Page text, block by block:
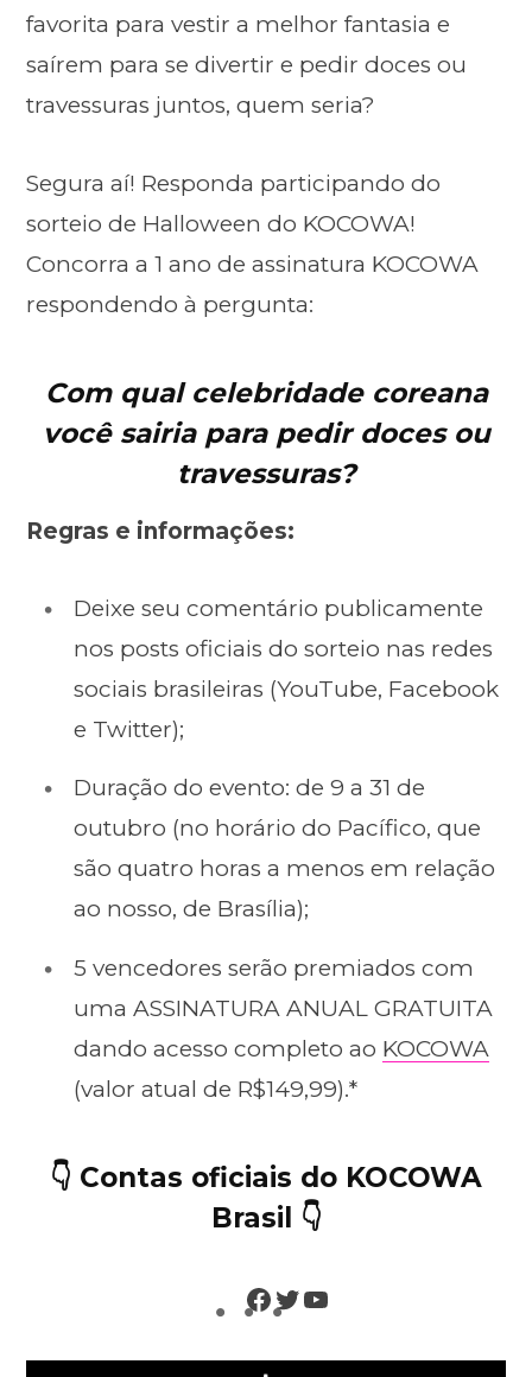
favorita para vestir a melhor fantasia e
saírem para se divertir e pedir doces ou
travessuras juntos, quem seria?
Segura aí! Responda participando do
sorteio de Halloween do KOCOWA!
Concorra a 1 ano de assinatura KOCOWA
respondendo à pergunta:
Com qual celebridade coreana
você sairia para pedir doces ou
travessuras?
Regras e informações:
Deixe seu comentário publicamente
nos posts oficiais do sorteio nas redes
sociais brasileiras (YouTube, Facebook
e Twitter);
Duração do evento: de 9 a 31 de
outubro (no horário do Pacífico, que
são quatro horas a menos em relação
ao nosso, de Brasília);
5 vencedores serão premiados com
uma ASSINATURA ANUAL GRATUITA
dando acesso completo ao KOCOWA
(valor atual de R$149,99).*
👇 Contas oficiais do KOCOWA
Brasil 👇
Facebook
Twitter
YouTube